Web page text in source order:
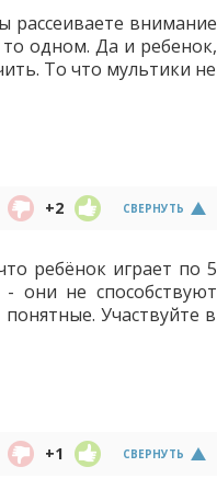
рассеиваете внимание
одном. Да и ребенок,
То что мультики не
СВЕРНУТЬ
+2
ребёнок играет по 5
они не способствуют
Участвуйте в
СВЕРНУТЬ
+1